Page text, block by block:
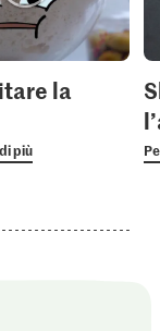
la
più